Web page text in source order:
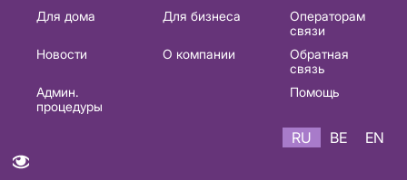
Основная
навигация
Для дома Для бизнеса
Операторам
связи
Новости
О компании
Обратная
связь
Админ.
процедуры
Помощь
RU BE EN